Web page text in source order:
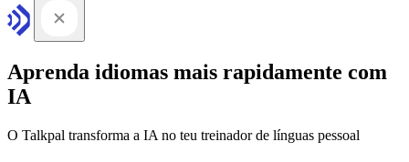
Aprenda idiomas mais rapidamente com
IA
O Talkpal transforma a IA no teu treinador de línguas pessoal